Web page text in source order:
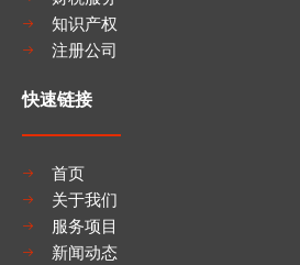
知识产权
注册公司
快速链接
首页
关于我们
服务项目
新闻动态